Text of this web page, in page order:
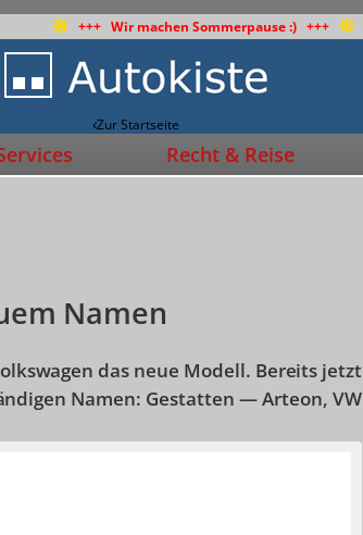
+++ Wir machen Sommerpause :) +++
Zur Startseite
Recht & Reise
Namen
das neue Modell. Bereits jetzt
Namen: Gestatten — Arteon, VW